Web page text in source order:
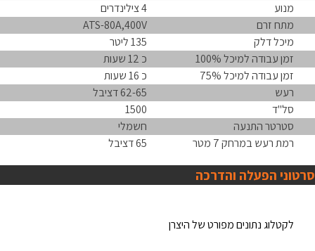
מנוע
4 צילינדרים
מתח זרם
ATS-80A,400V
מיכל דלק
135 ליטר
זמן עבודה למיכל 100%
כ 12 שעות
זמן עבודה למיכל 75%
כ 16 שעות
רעש
62-65 דציבל
סל"ד
1500
סטרטר התנעה
חשמלי
רמת רעש במרחק 7 מטר
65 דציבל
סרטוני הפעלה והדרכה
לקטלוג נתונים מפורט של היצרן